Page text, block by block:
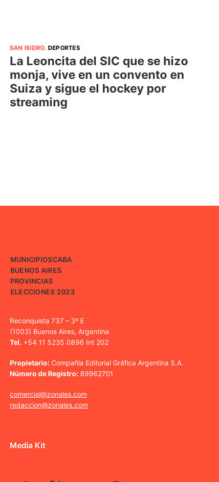
SAN ISIDRO. DEPORTES
La Leoncita del SIC que se hizo
monja, vive en un convento en
Suiza y sigue el hockey por
streaming
MUNICIPIOSCABA
BUENOS AIRES
PROVINCIAS
ELECCIONES 2023
Reconquista 737 – 3º E
(1003) Buenos Aires, Argentina
Tel. +54 11 5235 0896 Int 202
Propietario: Compañía Editorial Gráfica Argentina S.A.
Número de Registro: 89962701
comercial@zonales.com
redaccion@zonales.com
Media Kit